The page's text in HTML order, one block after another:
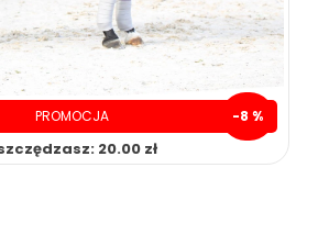
PROMOCJA -8 %
20.00 zł